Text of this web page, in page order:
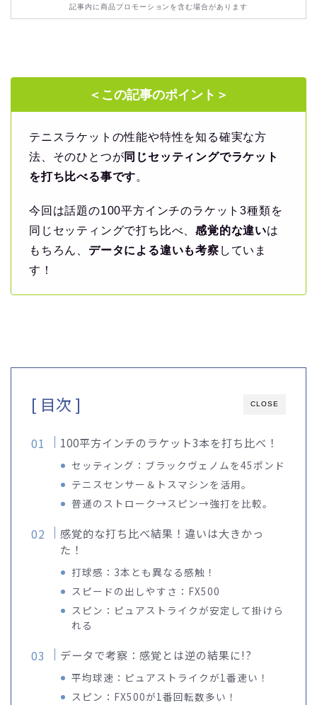
記事内に商品プロモーションを含む場合があります
＜この記事のポイント＞
テニスラケットの性能や特性を知る確実な方
法、そのひとつが同じセッティングでラケット
を打ち比べる事です。
今回は話題の100平方インチのラケット3種類を
同じセッティングで打ち比べ、感覚的な違いは
もちろん、 データによる違いも考察 していま
す！
CLOSE
[ 目次 ]
100平方インチのラケット3本を打ち比べ！
セッティング：ブラックヴェノムを45ポンド
テニスセンサー＆トスマシンを活用。
普通のストローク→スピン→強打を比較。
感覚的な打ち比べ結果！違いは大きかっ
た！
打球感：3本とも異なる感触！
スピードの出しやすさ：FX500
スピン：ピュアストライクが安定して掛けら
れる
データで考察：感覚とは逆の結果に!?
平均球速：ピュアストライクが1番速い！
スピン：FX500が1番回転数多い！